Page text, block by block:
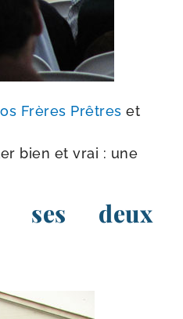
Frères Prêtres et
bien et vrai : une
ses deux